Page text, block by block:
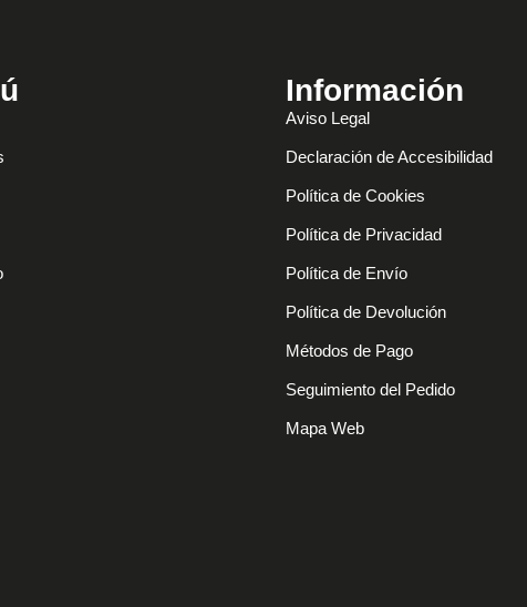
Información
Aviso Legal
Declaración de Accesibilidad
Política de Cookies
Política de Privacidad
Política de Envío
Política de Devolución
Métodos de Pago
Seguimiento del Pedido
Mapa Web